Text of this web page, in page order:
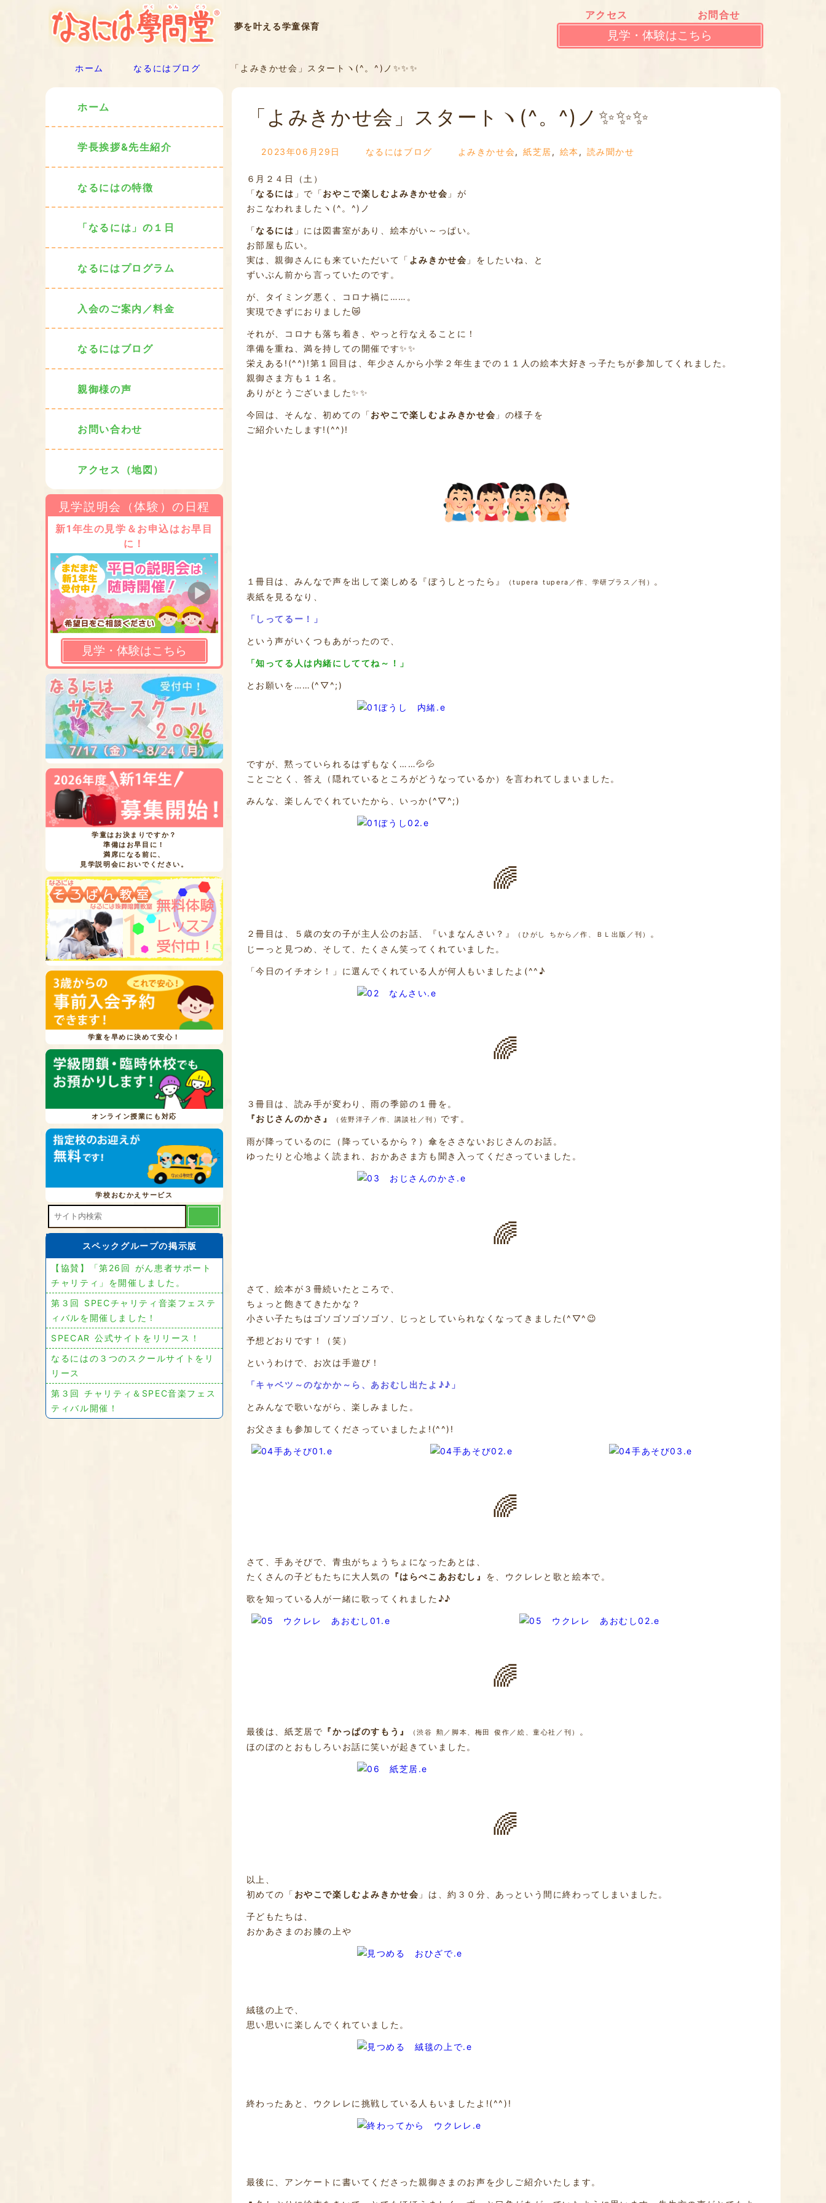
夢を叶える学童保育
アクセス お問合せ
見学・体験はこちら
ホーム なるにはブログ 「よみきかせ会」スタートヽ(^。^)ノ✨✨✨
「よみきかせ会」スタートヽ(^。^)ノ✨✨✨
2023年06月29日 なるにはブログ よみきかせ会, 紙芝居, 絵本 , 読み聞かせ
６月２４日（土）
「なるには 」で「おやこで楽しむよみきかせ会 」が
おこなわれましたヽ(^。^)ノ
「なるには 」には図書室があり、絵本がい～っぱい。
お部屋も広い。
実は、親御さんにも来ていただいて「 よみきかせ会 」をしたいね、と
ずいぶん前から言っていたのです。
が、タイミング悪く、コロナ禍に……。
実現できずにおりました😿
それが、コロナも落ち着き、やっと行なえることに！
準備を重ね、満を持しての開催です✨✨
栄えある!(^^)!第１回目は、年少さんから小学２年生までの１１人の絵本大好きっ子たちが参加してくれました。
親御さま方も１１名。
ありがとうございました✨✨
今回は、そんな、初めての「おやこで楽しむよみきかせ会 」の様子を
ご紹介いたします!(^^)!
１冊目は、みんなで声を出して楽しめる『ぼうしとったら』 （tupera tupera／作、学研プラス／刊）
。
表紙を見るなり、
「しってるー！」
という声がいくつもあがったので、
「知ってる人は内緒にしててね～！」
とお願いを……(^▽^;)
ですが、黙っていられるはずもなく……💦💦
ことごとく、答え（隠れているところがどうなっているか）を言われてしまいました。
みんな、楽しんでくれていたから、いっか(^▽^;)
🌈
２冊目は、５歳の女の子が主人公のお話、『いまなんさい？』 （ひがし ちから／作、ＢＬ出版／刊）
。
じーっと見つめ、そして、たくさん笑ってくれていました。
「今日のイチオシ！」に選んでくれている人が何人もいましたよ(^^♪
🌈
３冊目は、読み手が変わり、雨の季節の１冊を。
『おじさんのかさ』
（佐野洋子／作、講談社／刊） です。
雨が降っているのに（降っているから？）傘をささないおじさんのお話。
ゆったりと心地よく読まれ、おかあさま方も聞き入ってくださっていました。
🌈
さて、絵本が３冊続いたところで、
ちょっと飽きてきたかな？
小さい子たちはゴソゴソゴソゴソ、じっとしていられなくなってきました(^▽^😉
予想どおりです！（笑）
というわけで、お次は手遊び！
「キャベツ～のなかか～ら、あおむし出たよ♪♪」
とみんなで歌いながら、楽しみました。
お父さまも参加してくださっていましたよ!(^^)!
🌈
さて、手あそびで、青虫がちょうちょになったあとは、
たくさんの子どもたちに大人気の 『はらぺこあおむし』 を、ウクレレと歌と絵本で。
歌を知っている人が一緒に歌ってくれました♪♪
🌈
最後は、紙芝居で 『かっぱのすもう』 （渋谷 勲／脚本、梅田 俊作／絵、童心社／刊）
。
ほのぼのとおもしろいお話に笑いが起きていました。
🌈
以上、
初めての「 おやこで楽しむよみきかせ会 」は、約３０分、あっという間に終わってしまいました。
子どもたちは、
おかあさまのお膝の上や
絨毯の上で、
思い思いに楽しんでくれていました。
終わったあと、ウクレレに挑戦している人もいましたよ!(^^)!
最後に、アンケートに書いてくださった親御さまのお声を少しご紹介いたします。
ホーム
学長挨拶&先生紹介
なるにはの特徴
「なるには」の１日
なるにはプログラム
入会のご案内／料金
なるにはブログ
親御様の声
お問い合わせ
アクセス（地図）
見学説明会（体験）の日程
新1年生の見学＆お申込はお早目
に！
見学・体験はこちら
学童はお決まりですか？
準備はお早目に！
満席になる前に、
見学説明会においでください。
学童を早めに決めて安心！
オンライン授業にも対応
学校おむかえサービス
スペックグループの掲示版
【協賛】「第26回 がん患者サポート
チャリティ」を開催しました。
第３回 SPECチャリティ音楽フェステ
ィバルを開催しました！
SPECAR 公式サイトをリリース！
なるにはの３つのスクールサイトをリ
リース
第３回 チャリティ＆SPEC音楽フェス
ティバル開催！